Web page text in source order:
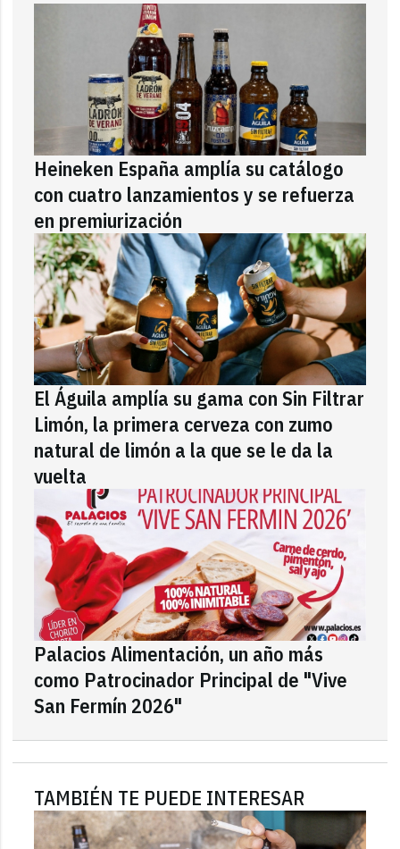
Heineken España amplía su catálogo
con cuatro lanzamientos y se refuerza
en premiurización
El Águila amplía su gama con Sin Filtrar
Limón, la primera cerveza con zumo
natural de limón a la que se le da la
vuelta
Palacios Alimentación, un año más
como Patrocinador Principal de "Vive
San Fermín 2026"
TAMBIÉN TE PUEDE INTERESAR